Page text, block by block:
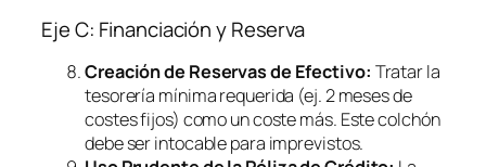
Eje C: Financiación y Reserva
Creación de Reservas de Efectivo: Tratar la
tesorería mínima requerida (ej. 2 meses de
costes fijos) como un coste más. Este colchón
debe ser intocable para imprevistos.